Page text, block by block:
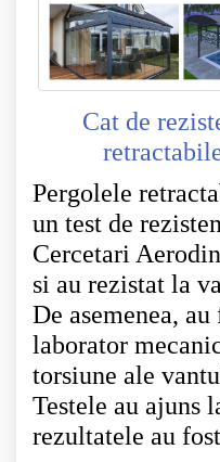
Cat de
Pergolele
un test de
Cercetari
si au rezistat la
De asemenea,
laborator
torsiune ale
Testele au ajuns
rezultatele au